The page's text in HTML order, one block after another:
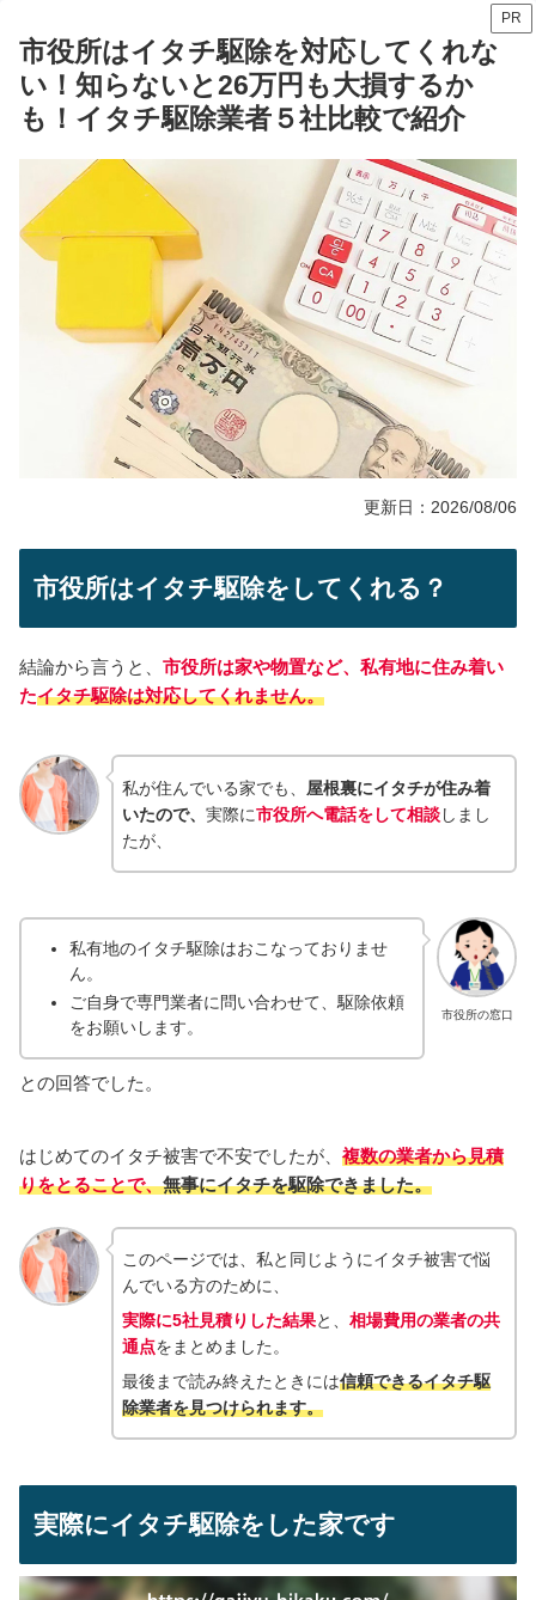
PR
市役所はイタチ駆除を対応してくれな
い！知らないと26万円も大損するか
も！イタチ駆除業者５社比較で紹介
更新日：2026/08/06
市役所はイタチ駆除をしてくれる？
結論から言うと、 市役所は家や物置など、私有地に住み着い
たイタチ駆除は対応してくれません。
私が住んでいる家でも、 屋根裏にイタチが住み着
いたので、 実際に市役所へ電話をして相談しまし
たが、
市役所の窓口
私有地のイタチ駆除はおこなっておりませ
ん。
ご自身で専門業者に問い合わせて、駆除依頼
をお願いします。
との回答でした。
はじめてのイタチ被害で不安でしたが、 複数の業者から見積
りをとることで、無事にイタチを駆除できました。
このページでは、私と同じようにイタチ被害で悩
んでいる方のために、
実際に5社見積りした結果と、 相場費用の業者の共
通点をまとめました。
最後まで読み終えたときには信頼できるイタチ駆
除業者を見つけられます。
実際にイタチ駆除をした家です